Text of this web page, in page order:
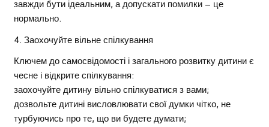
завжди бути ідеальним, а допускати помилки – це
нормально.
4. Заохочуйте вільне спілкування
Ключем до самосвідомості і загального розвитку дитини є
чесне і відкрите спілкування:
заохочуйте дитину вільно спілкуватися з вами;
дозвольте дитині висловлювати свої думки чітко, не
турбуючись про те, що ви будете думати;